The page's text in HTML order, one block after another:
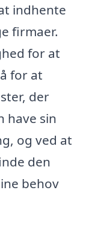
indhente
firmaer.
for at
for at
der
have sin
og ved at
den
behov